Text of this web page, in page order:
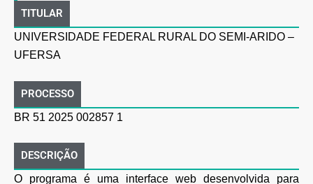
TITULAR
UNIVERSIDADE FEDERAL RURAL DO SEMI-ARIDO –
UFERSA
PROCESSO
BR 51 2025 002857 1
DESCRIÇÃO
O programa é uma interface web desenvolvida para